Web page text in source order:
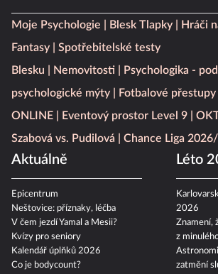
Moje Psychologie Blesk Tlapky Hráči
Fantasy
Spotřebitelské testy
Blesku
Nemovitosti
Psychologika -
psychologické mýty
Fotbalové přestupy
ONLINE
Eventový prostor Level 9
Szabová vs. Pudilová
Chance Liga
Aktuálně
Epicentrum
Neštovice: příznaky, léčba
V čem jezdí Yamal a Mesii?
Kvízy pro seniory
Kalendář úplňků 2026
Co je bodycount?
Léto
2026
Znamení,
z
zatmění